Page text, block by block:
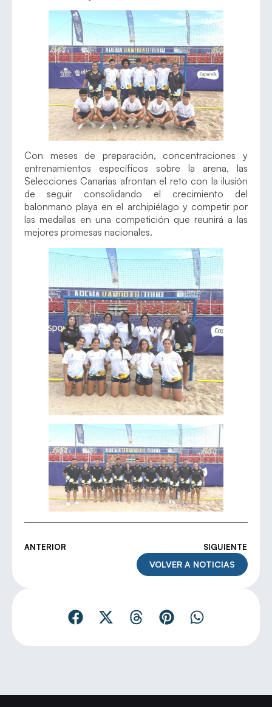
Con meses de preparación, concentraciones y
entrenamientos específicos sobre la arena, las
Selecciones Canarias afrontan el reto con la ilusión
de seguir consolidando el crecimiento del
balonmano playa en el archipiélago y competir por
las medallas en una competición que reunirá a las
mejores promesas nacionales.
ANTERIOR SIGUIENTE
VOLVER A NOTICIAS